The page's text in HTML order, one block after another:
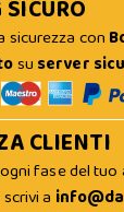
sicurezza con
su server
CLIENTI
fase del
a